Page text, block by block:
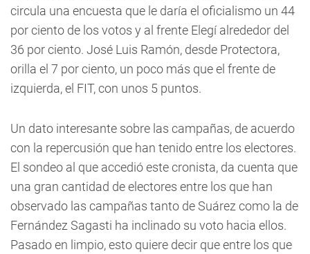
circula una encuesta que le daría el oficialismo un 44
por ciento de los votos y al frente Elegí alrededor del
36 por ciento. José Luis Ramón, desde Protectora,
orilla el 7 por ciento, un poco más que el frente de
izquierda, el FIT, con unos 5 puntos.
Un dato interesante sobre las campañas, de acuerdo
con la repercusión que han tenido entre los electores.
El sondeo al que accedió este cronista, da cuenta que
una gran cantidad de electores entre los que han
observado las campañas tanto de Suárez como la de
Fernández Sagasti ha inclinado su voto hacia ellos.
Pasado en limpio, esto quiere decir que entre los que